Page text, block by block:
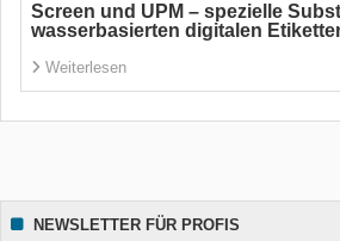
Screen und UPM – spezielle
wasserbasierten digitalen
Weiterlesen
NEWSLETTER FÜR PROFIS